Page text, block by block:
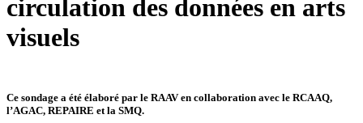
circulation des données en arts
visuels
Ce sondage a été élaboré par le RAAV en collaboration avec le RCAAQ,
l’AGAC, REPAIRE et la SMQ.